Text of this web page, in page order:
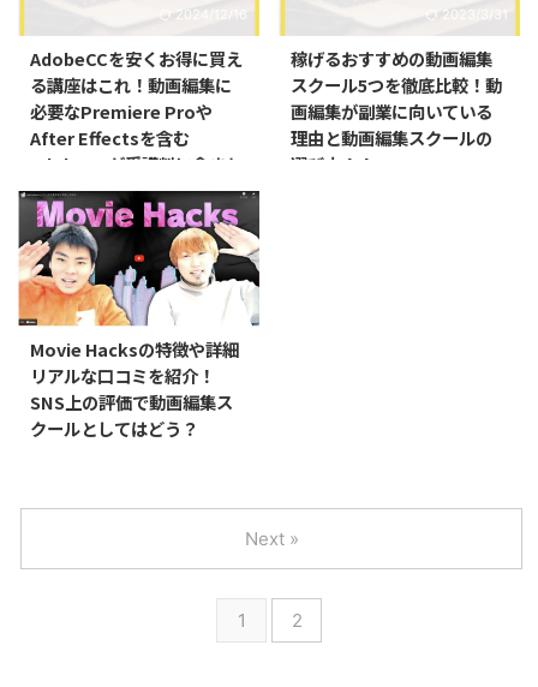
2024/12/16
AdobeCCを安くお得に買え
る講座はこれ！動画編集に
必要なPremiere Proや
After Effectsを含む
AdobeCCが受講料に含まれ
ているスクール3選！！
2023/3/31
稼げるおすすめの動画編集
スクール5つを徹底比較！動
画編集が副業に向いている
理由と動画編集スクールの
選び方！！
2024/5/24
Movie Hacksの特徴や詳細
リアルな口コミを紹介！
SNS上の評価で動画編集ス
クールとしてはどう？
1 2
Next »